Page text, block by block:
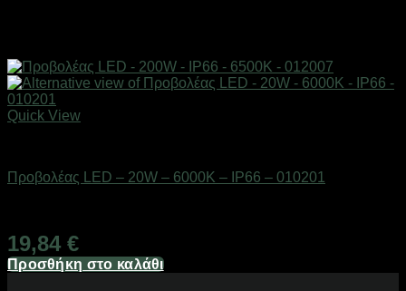
Quick View
Προβολέας LED – 20W – 6000K – IP66 – 010201
19,84 €
Προσθήκη στο καλάθι